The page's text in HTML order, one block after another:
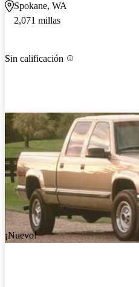
Spokane, WA
2,071 millas
Sin calificación
¡Nuevo!